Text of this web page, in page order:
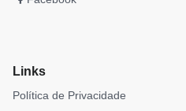
Links
Política de Privacidade